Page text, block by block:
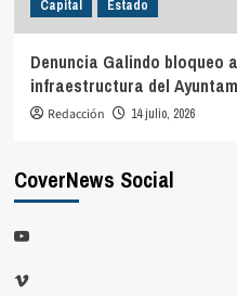
Capital Estado
Denuncia Galindo bloqueo
infraestructura del
Redacción 14 julio, 2026
CoverNews Social